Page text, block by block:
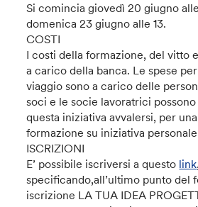
Si comincia giovedì 20 giugno
domenica 23 giugno alle 13.
COSTI
I costi della formazione, del vitto
a carico della banca. Le spese
viaggio sono a carico delle
soci e le socie lavoratrici
questa iniziativa avvalersi, per
formazione su iniziativa
ISCRIZIONI
E’ possibile iscriversi a questo link
specificando,all’ultimo punto del
iscrizione LA TUA IDEA